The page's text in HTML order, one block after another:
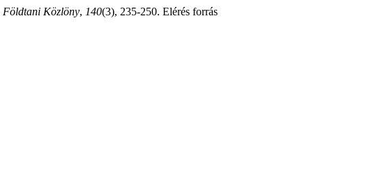
Földtani Közlöny, 140(3), 235-250. Elérés forrás